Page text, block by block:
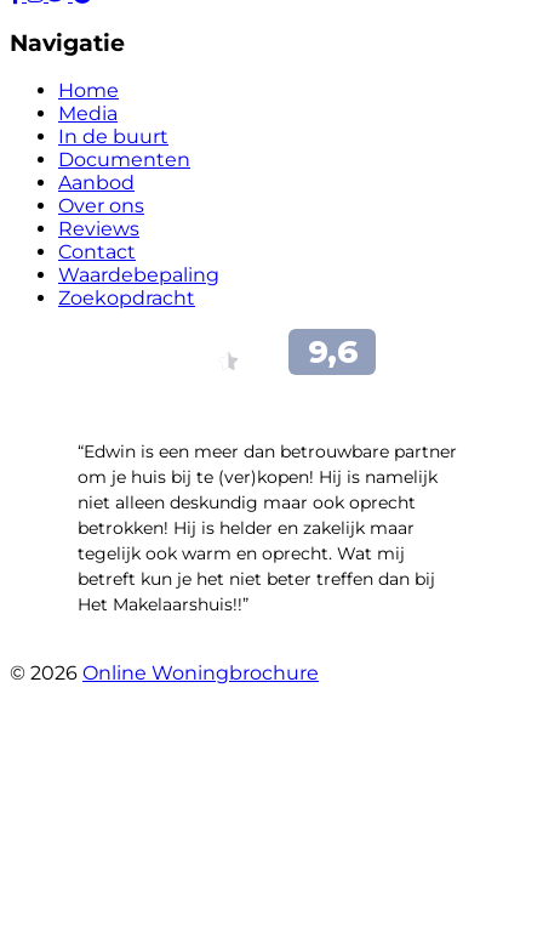
Navigatie
Home
Media
In de buurt
Documenten
Aanbod
Over ons
Reviews
Contact
Waardebepaling
Zoekopdracht
“Edwin is een meer dan betrouwbare partner
om je huis bij te (ver)kopen! Hij is namelijk
niet alleen deskundig maar ook oprecht
betrokken! Hij is helder en zakelijk maar
tegelijk ook warm en oprecht. Wat mij
betreft kun je het niet beter treffen dan bij
Het Makelaarshuis!!”
© 2026 Online Woningbrochure